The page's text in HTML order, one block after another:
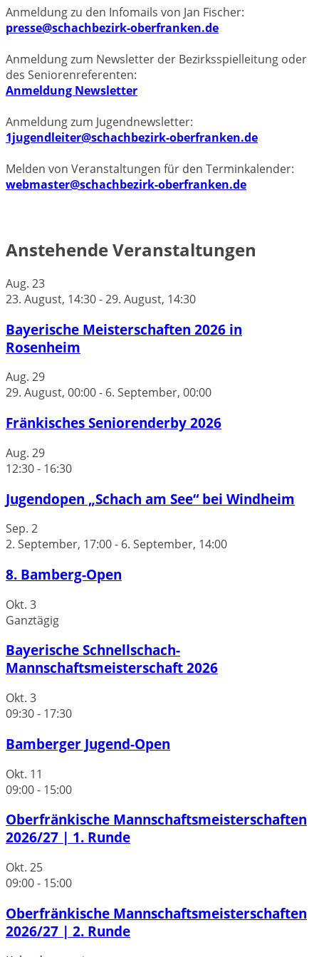
Anmeldung zu den Infomails von Jan Fischer:
presse@schachbezirk-oberfranken.de
Anmeldung zum Newsletter der Bezirksspielleitung oder
des Seniorenreferenten:
Anmeldung Newsletter
Anmeldung zum Jugendnewsletter:
1jugendleiter@schachbezirk-oberfranken.de
Melden von Veranstaltungen für den Terminkalender:
webmaster@schachbezirk-oberfranken.de
Anstehende Veranstaltungen
Aug. 23
23. August, 14:30-29. August, 14:30
Bayerische Meisterschaften 2026 in
Rosenheim
Aug. 29
29. August, 00:00- 6. September, 00:00
Fränkisches Seniorenderby 2026
Aug. 29
12:30- 16:30
Jugendopen „Schach am See“ bei Windheim
Sep. 2
2. September, 17:00- 6. September, 14:00
8. Bamberg-Open
Okt. 3
Ganztägig
Bayerische Schnellschach-
Mannschaftsmeisterschaft 2026
Okt. 3
09:30- 17:30
Bamberger Jugend-Open
Okt. 11
09:00- 15:00
Oberfränkische Mannschaftsmeisterschaften
2026/27 | 1. Runde
Okt. 25
09:00- 15:00
Oberfränkische Mannschaftsmeisterschaften
2026/27 | 2. Runde